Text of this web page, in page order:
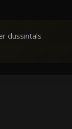
dussintals